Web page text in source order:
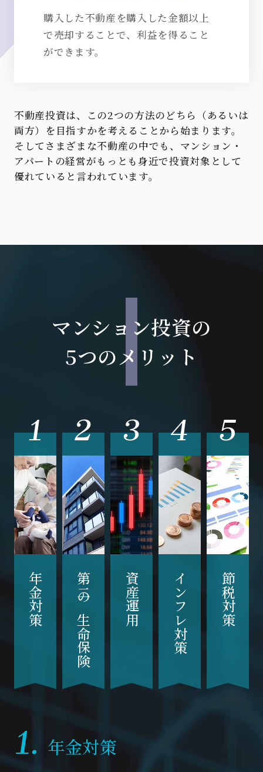
購入した不動産を購入した金額以上
で売却することで、利益を得ること
ができます。
不動産投資は、この2つの方法のどちら（あるいは
両方）を目指すかを考えることから始まります。
そしてさまざまな不動産の中でも、マンション・
アパートの経営がもっとも身近で投資対象として
優れていると言われています。
マンション投資の
5つのメリット
年金対策 第二の生命保険 資産運用 インフレ対策 節税対策
年金対策